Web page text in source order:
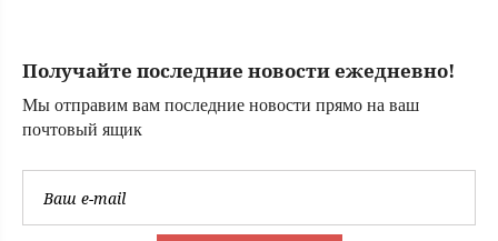
Получайте последние новости ежедневно!
Мы отправим вам последние новости прямо на ваш
почтовый ящик